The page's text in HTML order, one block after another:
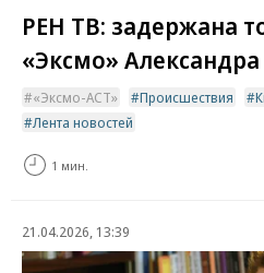
РЕН ТВ: задержана
«Эксмо»
«Эксмо-АСТ» Происшествия
Лента новостей
1 мин.
21.04.2026, 13:39